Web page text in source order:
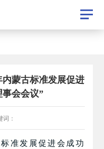
内蒙古标准发展促进
会会议”
：
准发展促进会成功